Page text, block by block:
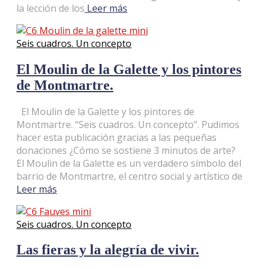
la lección de los Leer más
Seis cuadros. Un concepto
El Moulin de la Galette y los pintores
de Montmartre.
El Moulin de la Galette y los pintores de
Montmartre. “Seis cuadros. Un concepto”. Pudimos
hacer esta publicación gracias a las pequeñas
donaciones ¿Cómo se sostiene 3 minutos de arte?
El Moulin de la Galette es un verdadero símbolo del
barrio de Montmartre, el centro social y artístico de
Leer más
Seis cuadros. Un concepto
Las fieras y la alegría de vivir.